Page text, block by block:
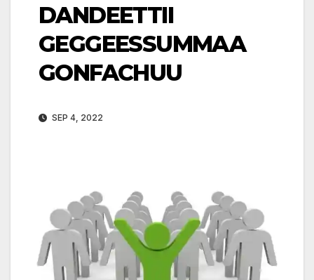
DANDEETTII
GEGGEESSUMMAA
GONFACHUU
SEP 4, 2022